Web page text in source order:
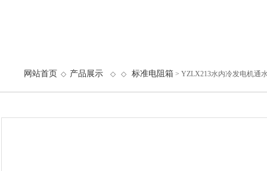
网站首页 ◇ 产品展示 ◇ ◇ 标准电阻箱 > YZLX213水内冷发电机通